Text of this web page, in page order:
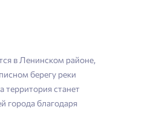
в Ленинском районе,
берегу реки
территория станет
города благодаря